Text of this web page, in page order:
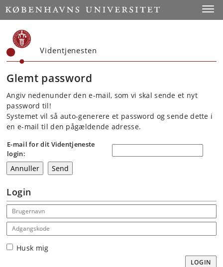
Start
Videntjenesten
Glemt password
Angiv nedenunder den e-mail, som vi skal sende et nyt
password til!
Systemet vil så auto-generere et password og sende dette i
en e-mail til den pågældende adresse.
E-mail for dit Videntjeneste
login:
Login
Email address
Adgangskode
Husk mig
LOGIN